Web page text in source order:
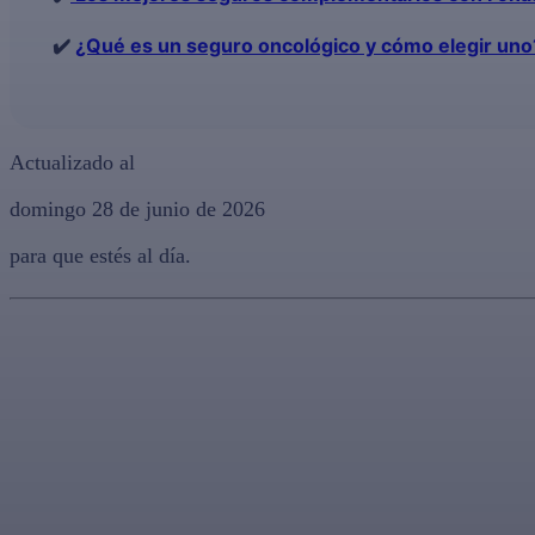
✔️ ¿Qué es un seguro oncológico y cómo elegir
Actualizado al
domingo 28 de junio de 2026
para que estés al día.